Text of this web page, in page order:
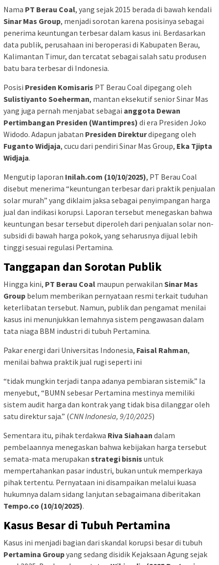
Nama PT Berau Coal, yang sejak 2015 berada di bawah kendali
Sinar Mas Group, menjadi sorotan karena posisinya sebagai
penerima keuntungan terbesar dalam kasus ini. Berdasarkan
data publik, perusahaan ini beroperasi di Kabupaten Berau,
Kalimantan Timur, dan tercatat sebagai salah satu produsen
batu bara terbesar di Indonesia.
Posisi Presiden Komisaris PT Berau Coal dipegang oleh
Sulistiyanto Soeherman, mantan eksekutif senior Sinar Mas
yang juga pernah menjabat sebagai anggota Dewan
Pertimbangan Presiden (Wantimpres) di era Presiden Joko
Widodo. Adapun jabatan Presiden Direkturdipegang oleh
Fuganto Widjaja, cucu dari pendiri Sinar Mas Group, Eka Tjipta
Widjaja.
Mengutip laporan Inilah.com (10/10/2025), PT Berau Coal
disebut menerima “keuntungan terbesar dari praktik penjualan
solar murah” yang diklaim jaksa sebagai penyimpangan harga
jual dan indikasi korupsi. Laporan tersebut menegaskan bahwa
keuntungan besar tersebut diperoleh dari penjualan solar non-
subsidi di bawah harga pokok, yang seharusnya dijual lebih
tinggi sesuai regulasi Pertamina.
Tanggapan dan Sorotan Publik
Hingga kini, PT Berau Coal maupun perwakilan Sinar Mas
Group belum memberikan pernyataan resmi terkait tuduhan
keterlibatan tersebut. Namun, publik dan pengamat menilai
kasus ini menunjukkan lemahnya sistem pengawasan dalam
tata niaga BBM industri di tubuh Pertamina.
Pakar energi dari Universitas Indonesia, Faisal Rahman,
menilai bahwa praktik jual rugi seperti ini
“tidak mungkin terjadi tanpa adanya pembiaran sistemik.” Ia
menyebut, “BUMN sebesar Pertamina mestinya memiliki
sistem audit harga dan kontrak yang tidak bisa dilanggar oleh
satu direktur saja.” (CNN Indonesia, 9/10/2025)
Sementara itu, pihak terdakwa Riva Siahaan dalam
pembelaannya menegaskan bahwa kebijakan harga tersebut
semata-mata merupakan strategi bisnis untuk
mempertahankan pasar industri, bukan untuk memperkaya
pihak tertentu. Pernyataan ini disampaikan melalui kuasa
hukumnya dalam sidang lanjutan sebagaimana diberitakan
Tempo.co (10/10/2025).
Kasus Besar di Tubuh Pertamina
Kasus ini menjadi bagian dari skandal korupsi besar di tubuh
Pertamina Groupyang sedang disidik Kejaksaan Agung sejak